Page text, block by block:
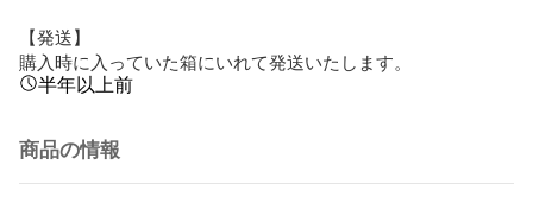
【発送】
購入時に入っていた箱にいれて発送いたします。
半年以上前
商品の情報